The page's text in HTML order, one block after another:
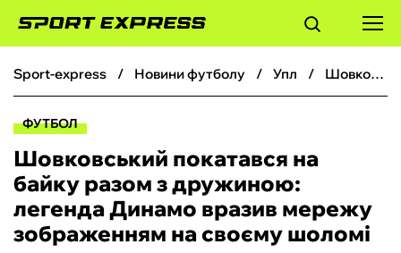
ФУТБОЛ
БОКС
ХОКЕЙ
sport-express новини футболу упл Шовковський покатався на байку разом з дружиною: легенда Динамо вразив мережу зображенням на своєму шоломі
ФУТБОЛ
Шовковський покатався на
байку разом з дружиною:
легенда Динамо вразив мережу
зображенням на своєму шоломі